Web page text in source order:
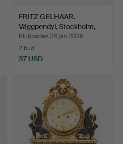
FRITZ GELHAAR.
Väggpendyl, Stockholm,
bron…
Klubbades 26 jan 2026
2 bud
37 USD